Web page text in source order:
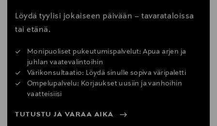
Löydä tyylisi jokaiseen päivään – tavarataloissa
tai etänä.
Monipuoliset pukeutumispalvelut: Apua arjen ja
juhlan vaatevalintoihin
Värikonsultaatio: Löydä sinulle sopiva väripaletti
Ompelupalvelu: Korjaukset uusiin ja vanhoihin
vaatteisiisi
TUTUSTU JA VARAA AIKA